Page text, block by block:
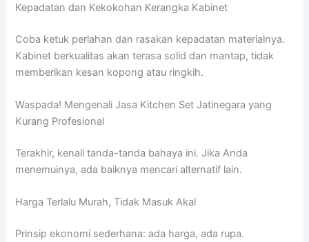
Kepadatan dan Kekokohan Kerangka Kabinet
Coba ketuk perlahan dan rasakan kepadatan materialnya.
Kabinet berkualitas akan terasa solid dan mantap, tidak
memberikan kesan kopong atau ringkih.
Waspada! Mengenali Jasa Kitchen Set Jatinegara yang
Kurang Profesional
Terakhir, kenali tanda-tanda bahaya ini. Jika Anda
menemuinya, ada baiknya mencari alternatif lain.
Harga Terlalu Murah, Tidak Masuk Akal
Prinsip ekonomi sederhana: ada harga, ada rupa.